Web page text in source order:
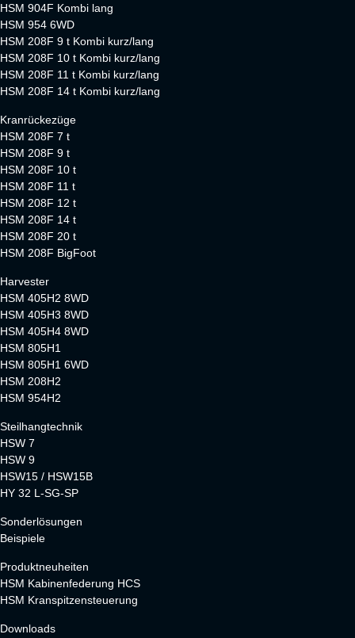
HSM 904F Kombi lang
HSM 954 6WD
HSM 208F 9 t Kombi kurz/lang
HSM 208F 10 t Kombi kurz/lang
HSM 208F 11 t Kombi kurz/lang
HSM 208F 14 t Kombi kurz/lang
Kranrückezüge
HSM 208F 7 t
HSM 208F 9 t
HSM 208F 10 t
HSM 208F 11 t
HSM 208F 12 t
HSM 208F 14 t
HSM 208F 20 t
HSM 208F BigFoot
Harvester
HSM 405H2 8WD
HSM 405H3 8WD
HSM 405H4 8WD
HSM 805H1
HSM 805H1 6WD
HSM 208H2
HSM 954H2
Steilhangtechnik
HSW 7
HSW 9
HSW15 / HSW15B
HY 32 L-SG-SP
Sonderlösungen
Beispiele
Produktneuheiten
HSM Kabinenfederung HCS
HSM Kranspitzensteuerung
Downloads